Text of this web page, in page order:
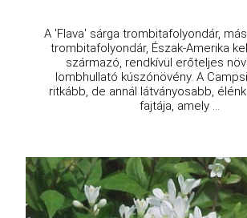
A 'Flava' sárga trombitafolyondár,
trombitafolyondár, Észak-Amerika
származó, rendkívül erőteljes
lombhullató kúszónövény. A
ritkább, de annál látványosabb,
fajtája, amely ...